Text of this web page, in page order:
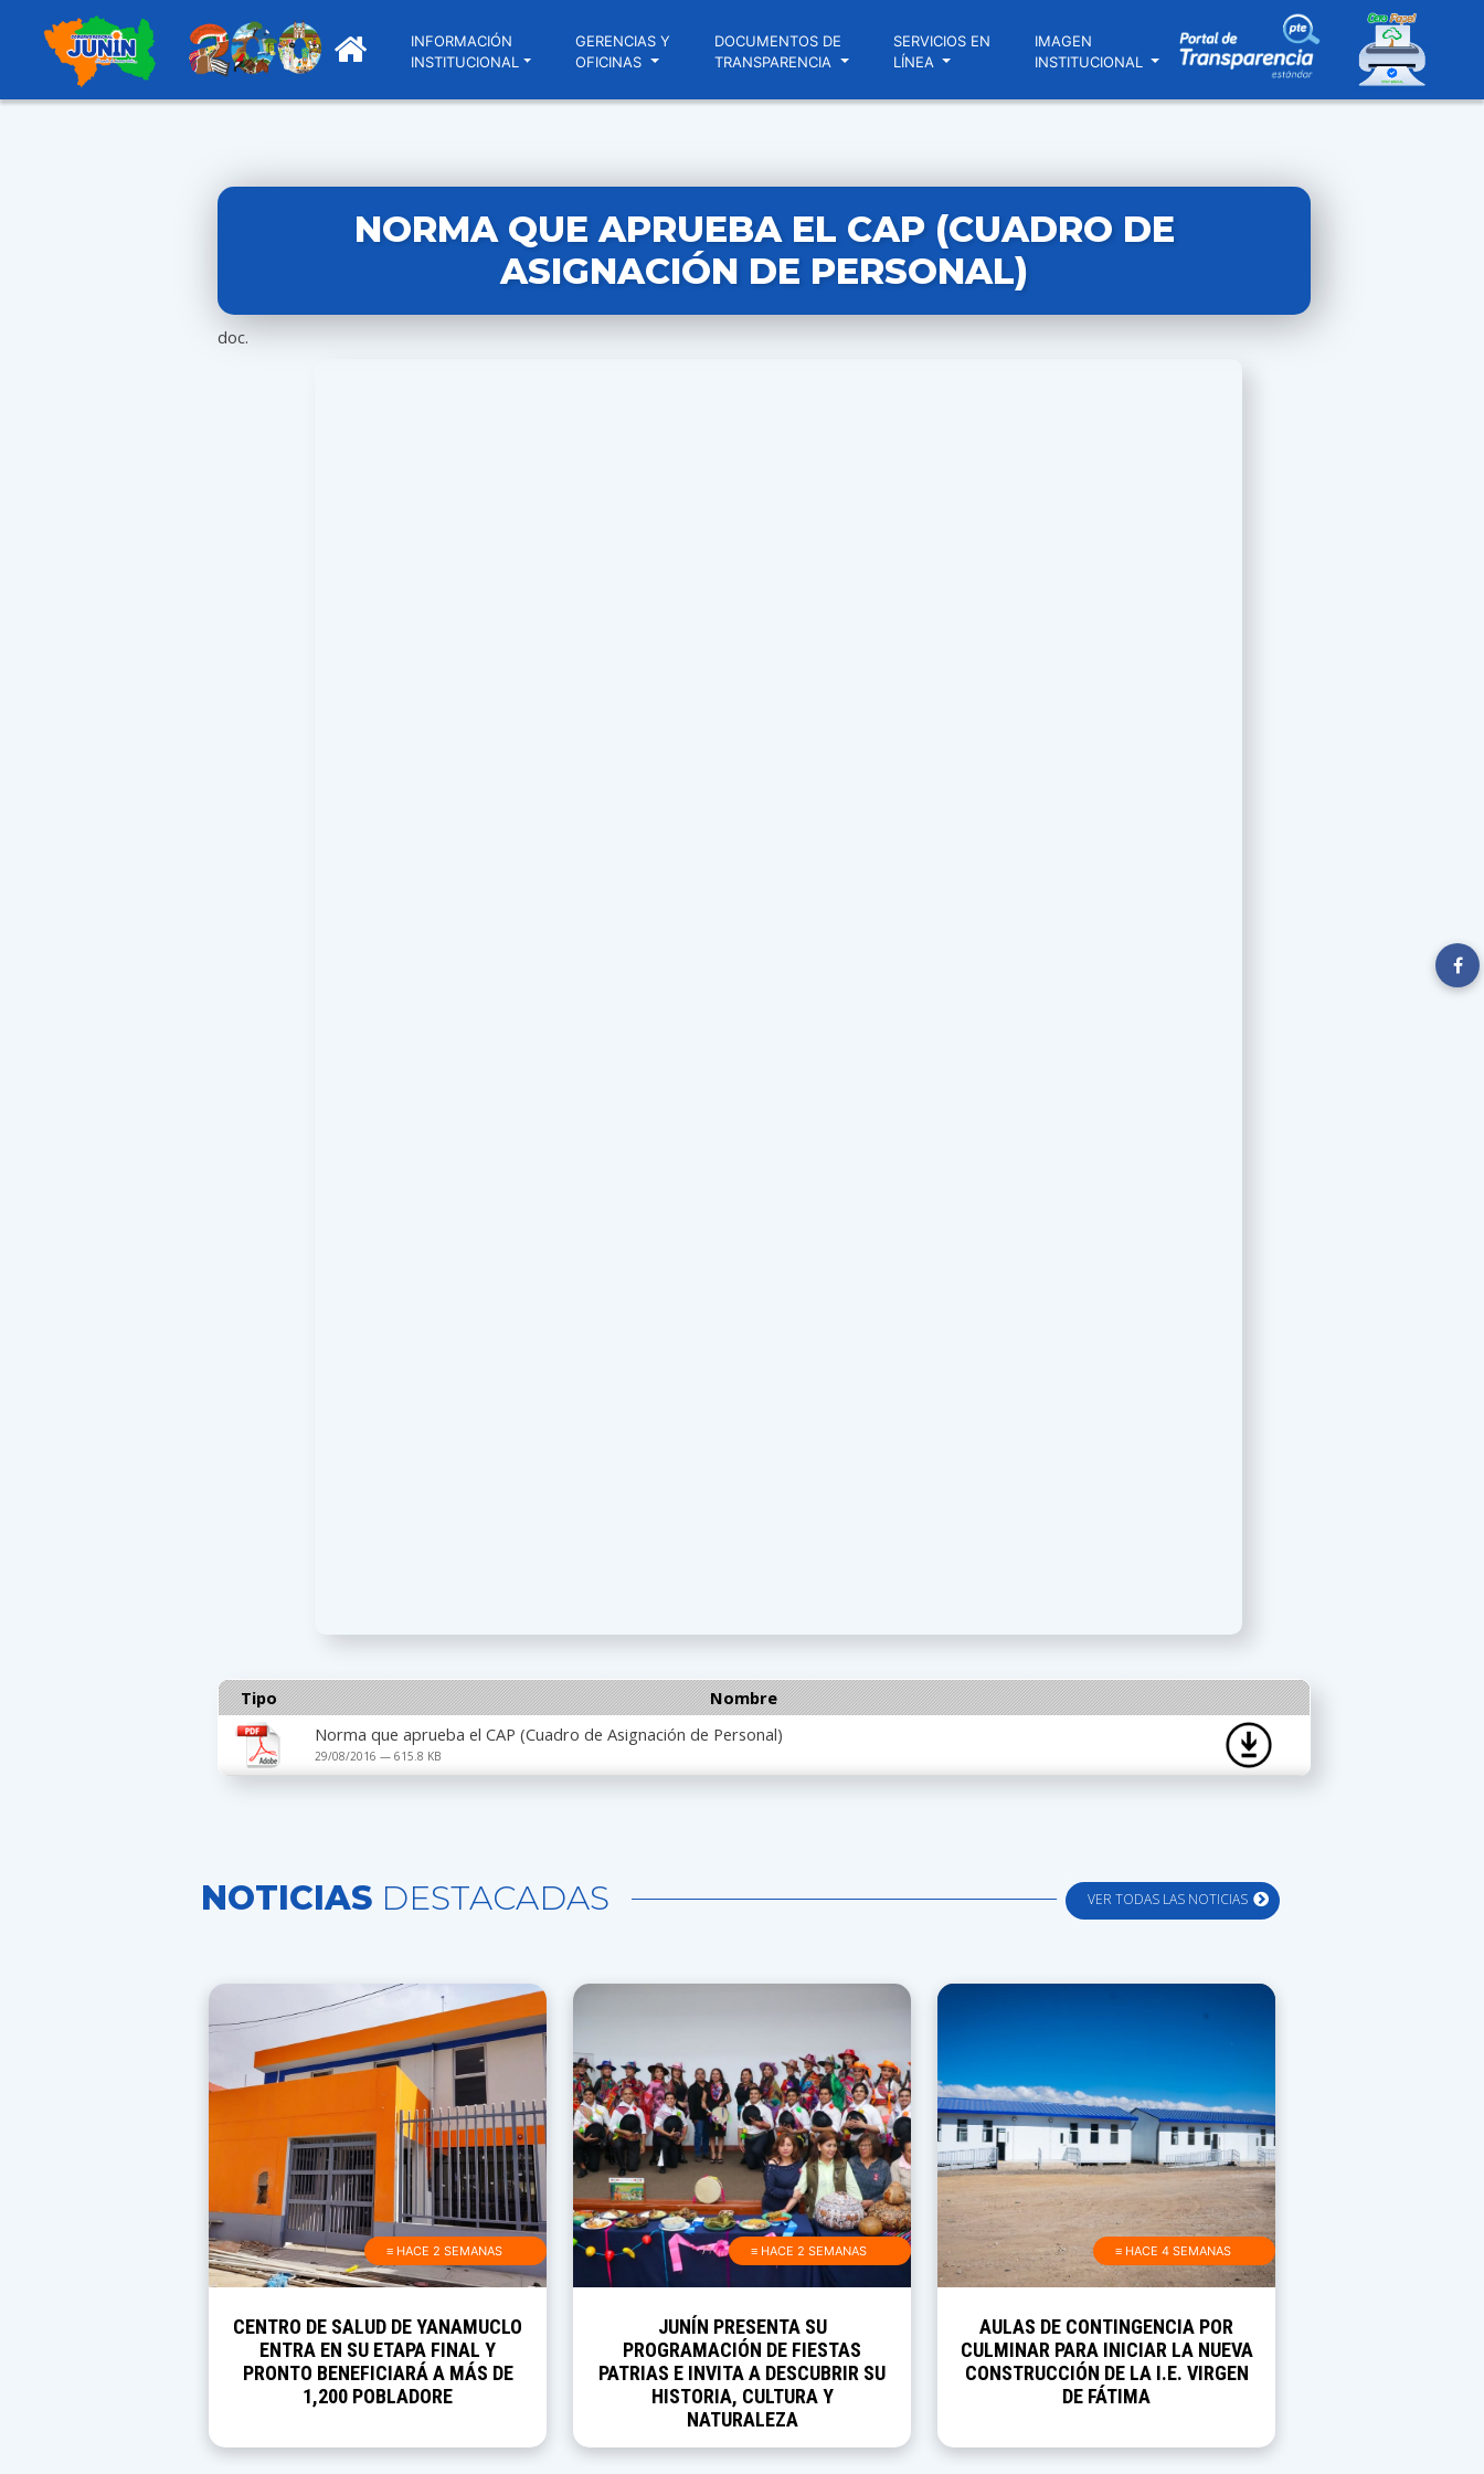
INFORMACIÓN
INSTITUCIONAL
GERENCIAS Y
OFICINAS
DOCUMENTOS DE
TRANSPARENCIA
SERVICIOS EN
LÍNEA
IMAGEN
INSTITUCIONAL
NORMA QUE APRUEBA EL CAP (CUADRO DE
ASIGNACIÓN DE PERSONAL)
doc.
Tipo
Nombre
Norma que aprueba el CAP (Cuadro de Asignación de Personal)
29/08/2016 — 615.8 KB
VER TODAS LAS NOTICIAS
NOTICIAS DESTACADAS
≡ HACE 2 SEMANAS
CENTRO DE SALUD DE YANAMUCLO
ENTRA EN SU ETAPA FINAL Y
PRONTO BENEFICIARÁ A MÁS DE
1,200 POBLADORE
≡ HACE 2 SEMANAS
JUNÍN PRESENTA SU
PROGRAMACIÓN DE FIESTAS
PATRIAS E INVITA A DESCUBRIR SU
HISTORIA, CULTURA Y
NATURALEZA
≡ HACE 4 SEMANAS
AULAS DE CONTINGENCIA POR
CULMINAR PARA INICIAR LA NUEVA
CONSTRUCCIÓN DE LA I.E. VIRGEN
DE FÁTIMA